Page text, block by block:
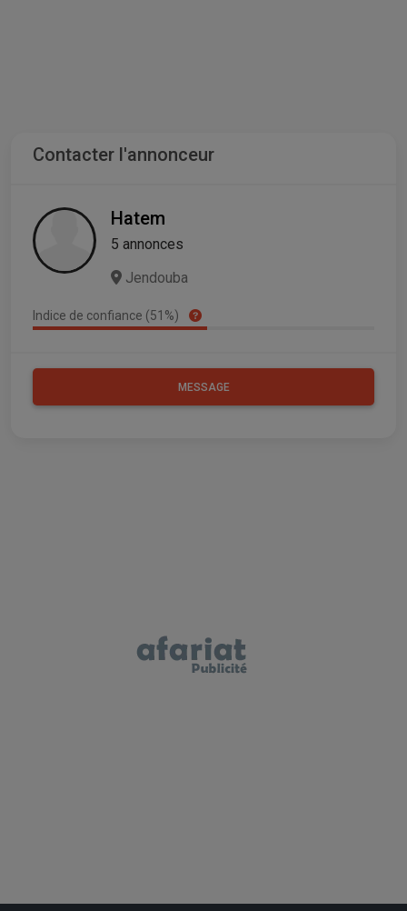
Contacter l'annonceur
Hatem
5 annonces
Jendouba
Indice de confiance (51%)
MESSAGE